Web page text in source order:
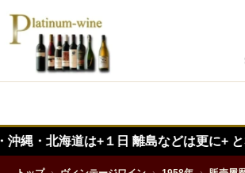
は+１日 離島などは更に+ となります。